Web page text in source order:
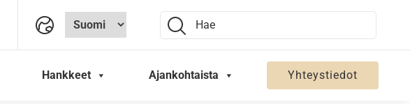
Search:
Hankkeet Ajankohtaista Yhteystiedot